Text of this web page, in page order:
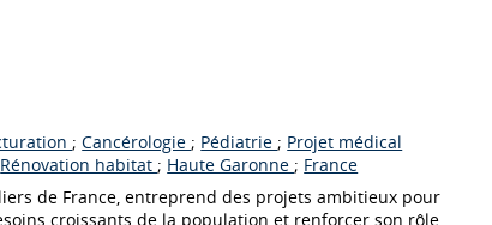
; Cancérologie ; Pédiatrie ; Projet médical
Rénovation habitat ; Haute Garonne ; France
de France, entreprend des projets ambitieux pour
croissants de la population et renforcer son rôle